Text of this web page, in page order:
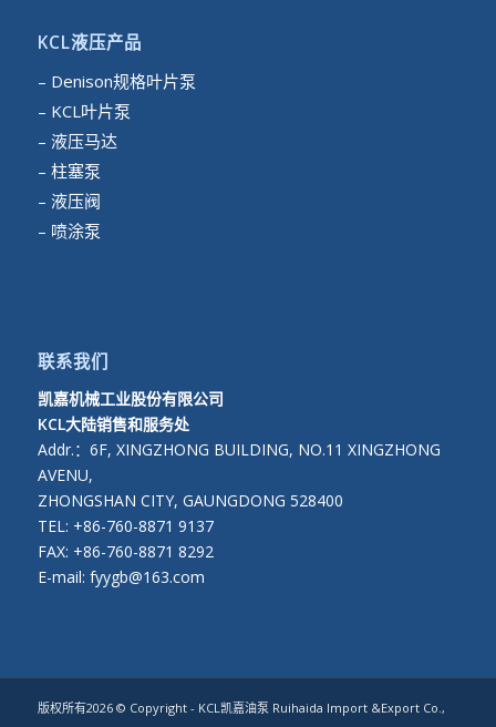
KCL液压产品
– Denison规格叶片泵
– KCL叶片泵
– 液压马达
– 柱塞泵
– 液压阀
– 喷涂泵
联系我们
凯嘉机械工业股份有限公司
KCL大陆销售和服务处
Addr.：6F, XINGZHONG BUILDING, NO.11 XINGZHONG
AVENU,
ZHONGSHAN CITY, GAUNGDONG 528400
TEL: +86-760-8871 9137
FAX: +86-760-8871 8292
E-mail: fyygb@163.com
版权所有2026 © Copyright - KCL凯嘉油泵 Ruihaida Import &Export Co.,